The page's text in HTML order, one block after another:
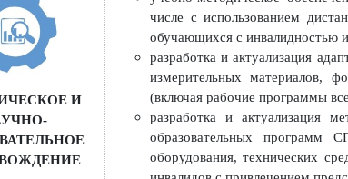
контрольно-
разрабатываемых
учебно-методическое
числе с использованием
обучающихся с
разработка и
измерительных